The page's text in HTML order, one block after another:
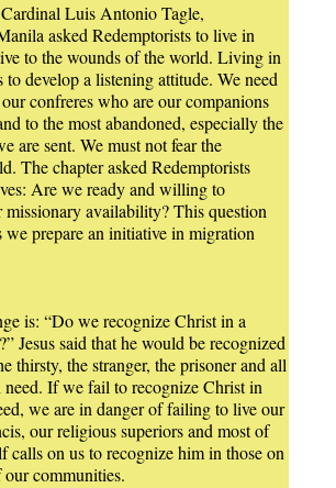
Luis Antonio Tagle,
asked Redemptorists to live in
to the wounds of the world. Living in
to develop a listening attitude. We need
confreres who are our companions
to the most abandoned, especially the
are sent. We must not fear the
The chapter asked Redemptorists
Are we ready and willing to
missionary availability? This question
we prepare an initiative in migration
is: “Do we recognize Christ in a
Jesus said that he would be recognized
thirsty, the stranger, the prisoner and all
need. If we fail to recognize Christ in
we are in danger of failing to live our
our religious superiors and most of
calls on us to recognize him in those on
communities.